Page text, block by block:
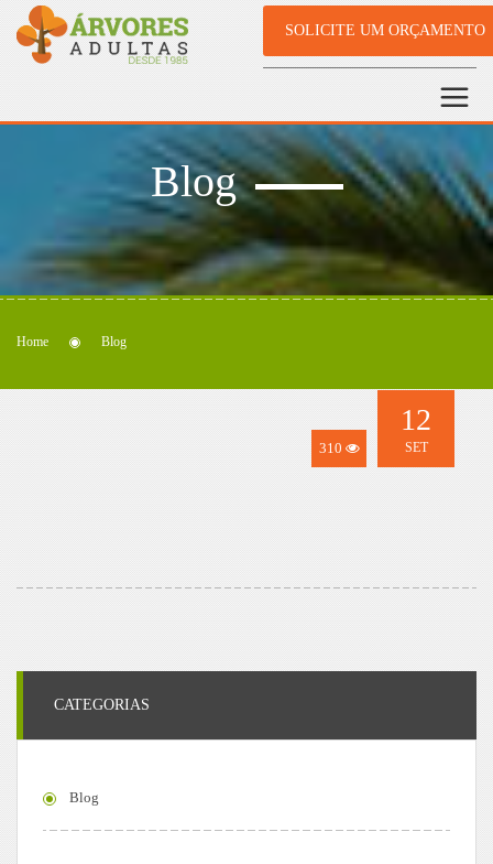
SOLICITE UM ORÇAMENTO
Blog
Home Blog
310
12
SET
CATEGORIAS
Blog